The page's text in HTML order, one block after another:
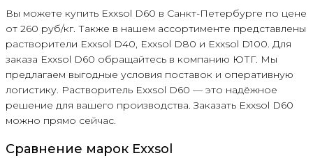
Вы можете купить Exxsol D60 в Санкт-Петербурге по цене
от 260 руб/кг. Также в нашем ассортименте представлены
растворители Exxsol D40, Exxsol D80 и Exxsol D100. Для
заказа Exxsol D60 обращайтесь в компанию ЮТГ. Мы
предлагаем выгодные условия поставок и оперативную
логистику. Растворитель Exxsol D60 — это надёжное
решение для вашего производства. Заказать Exxsol D60
можно прямо сейчас.
Сравнение марок Exxsol